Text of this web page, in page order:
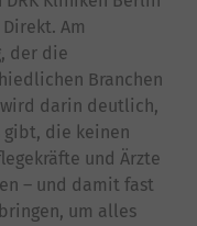
Am
der die
Branchen
darin deutlich,
gibt, die keinen
und Ärzte
– und damit fast
um alles